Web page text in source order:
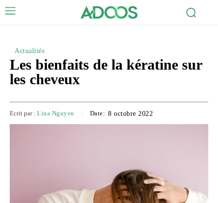
Actualités
Les bienfaits de la kératine sur
les cheveux
Ecrit par : Lina Nguyen Date: 8 octobre 2022